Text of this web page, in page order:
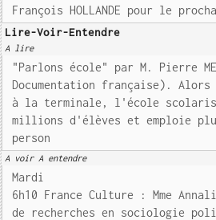
François HOLLANDE pour le
Lire-Voir-Entendre
A lire
"Parlons école" par M. Pierre
Documentation française).
à la terminale, l'école
millions d'élèves et emploie
person
A voir A entendre
Mardi
6h10 France Culture : Mme
de recherches en sociologie